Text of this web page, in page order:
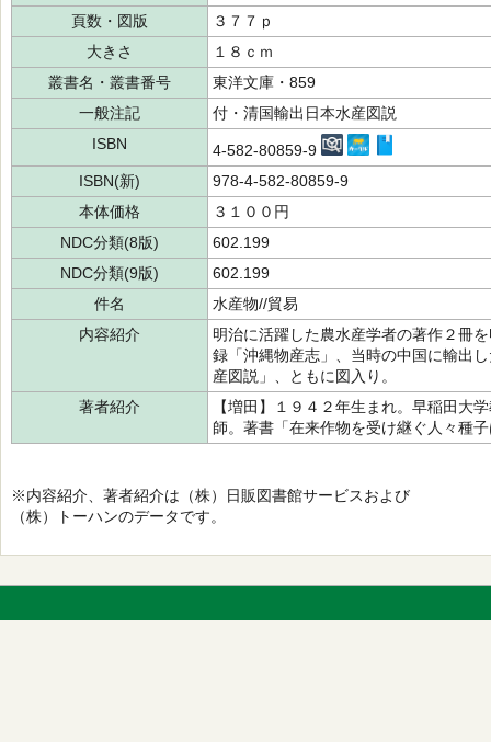
頁数・図版
３７７ｐ
大きさ
１８ｃｍ
叢書名・叢書番号
東洋文庫・859
一般注記
付・清国輸出日本水産図説
ISBN
4-582-80859-9
ISBN(新)
978-4-582-80859-9
本体価格
３１００円
NDC分類(8版)
602.199
NDC分類(9版)
602.199
件名
水産物//貿易
内容紹介
明治に活躍した農水産学者の著作２冊
録「沖縄物産志」、当時の中国に輸出
産図説」、ともに図入り。
著者紹介
【増田】１９４２年生まれ。早稲田大
師。著書「在来作物を受け継ぐ人々種
※内容紹介、著者紹介は（株）日販図書館サービスおよび
（株）トーハンのデータです。